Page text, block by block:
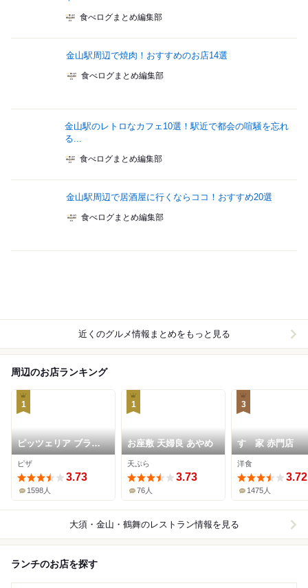
食べログまとめ編集部
金山駅周辺で焼肉！おすすめのお店14選
食べログまとめ編集部
金山駅のレトロなカフェ10選！駅近で都会の喧騒を忘れ
る...
食べログまとめ編集部
金山駅周辺で居酒屋に行くならココ！おすすめ20選
食べログまとめ編集部
近くのグルメ情報まとめをもっと見る
周辺のお店ランキング
1
ピッツェリア ブラチ
ェリア チェザリ
ピザ
3.73
1598人
1
お座敷 天婦良 あやめ
天ぷら
3.73
76人
3
すゞ家 赤門店
洋食
3.72
1475人
大須・金山・鶴舞のレストラン情報を見る
ランチのお店を探す